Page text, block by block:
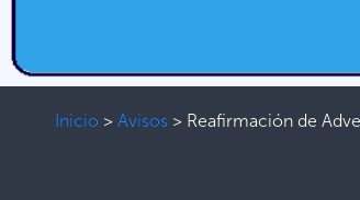
Inicio > Avisos > Reafirmación de